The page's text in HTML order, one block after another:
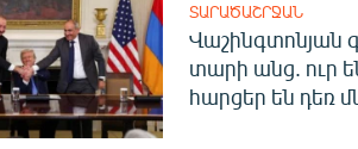
ՏԱՐԱԾԱՇՐՋԱՆ
Վաշինգտոնյան
տարի անց. ուր
հարցեր են դեռ